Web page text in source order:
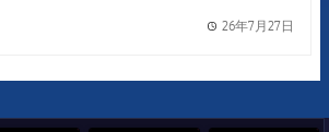
26年7月27日